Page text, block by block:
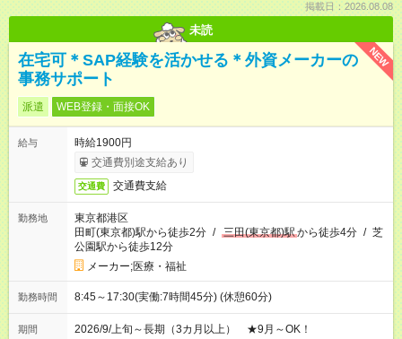
掲載日：2026.08.08
未読
NEW
在宅可＊SAP経験を活かせる＊外資メーカーの
事務サポート
派遣 WEB登録・面接OK
給与
時給1900円
交通費別途支給あり
交通費 交通費支給
勤務地
東京都港区
田町(東京都)駅から徒歩2分 / 三田(東京都)駅から徒歩4分 / 芝
公園駅から徒歩12分
メーカー;医療・福祉
勤務時間 8:45～17:30(実働:7時間45分) (休憩60分)
期間 2026/9/上旬～長期（3カ月以上） ★9月～OK！